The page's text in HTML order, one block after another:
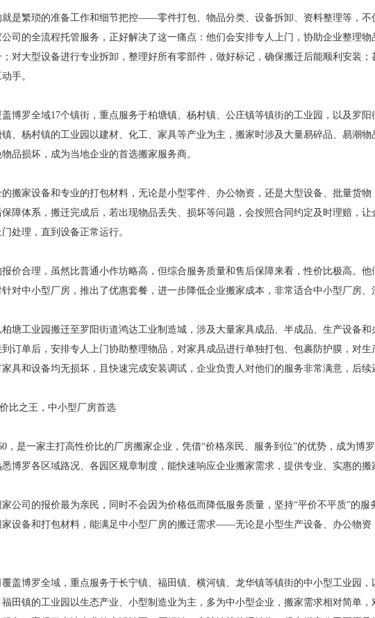
是繁琐的准备工作和细节把控——零件打包、物品分类、设备拆卸、资料整理等，不
司的全流程托管服务，正好解决了这一痛点：他们会安排专人上门，协助企业整理物
对大型设备进行专业拆卸，整理好所有零部件，做好标记，确保搬迁后能顺利安装
手。
博罗全域17个镇街，重点服务于柏塘镇、杨村镇、公庄镇等镇街的工业园，以及罗
、杨村镇的工业园以建材、化工、家具等产业为主，搬家时涉及大量易碎品、易潮
品损坏，成为当地企业的首选搬家服务商。
搬家设备和专业的打包材料，无论是小型零件、办公物资，还是大型设备、批量货
障体系，搬迁完成后，若出现物品丢失、损坏等问题，会按照合同约定及时理赔，
处理，直到设备正常运行。
价合理，虽然比普通小作坊略高，但综合服务质量和售后保障来看，性价比极高。他
对中小型厂房，推出了优惠套餐，进一步降低企业搬家成本，非常适合中小型厂房、
塘工业园搬迁至罗阳街道鸿达工业制造城，涉及大量家具成品、半成品、生产设备
订单后，安排专人上门协助整理物品，对家具成品进行单独打包、包裹防护膜，对生
具和设备均无损坏，且快速完成安装调试，企业负责人对他们的服务非常满意，后续
比之王，中小型厂房首选
，是一家主打高性价比的厂房搬家企业，凭借“价格亲民、服务到位”的优势，成为博
博罗各区域路况、各园区规章制度，能快速响应企业搬家需求，提供专业、实惠的搬
公司的报价最为亲民，同时不会因为价格低而降低服务质量，坚持“平价不平质”的服
设备和打包材料，能满足中小型厂房的搬迁需求——无论是小型生产设备、办公物资
盖博罗全域，重点服务于长宁镇、福田镇、横河镇、龙华镇等镇街的中小型工业园
田镇的工业园以生态产业、小型制造业为主，多为中小型企业，搬家需求相对简单